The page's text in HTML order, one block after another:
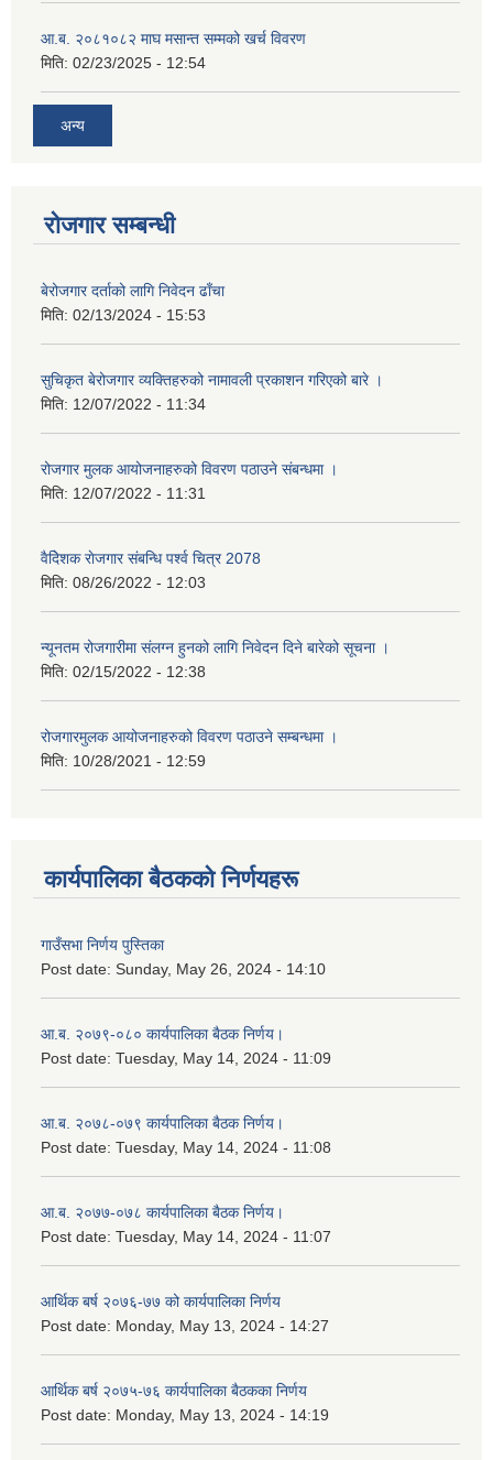
आ.ब. २०८१०८२ माघ मसान्त सम्मको खर्च विवरण
मिति: 02/23/2025 - 12:54
अन्य
रोजगार सम्बन्धी
बेरोजगार दर्ताको लागि निवेदन ढाँचा
मिति: 02/13/2024 - 15:53
सुचिकृत बेरोजगार व्यक्तिहरुको नामावली प्रकाशन गरिएको बारे ।
मिति: 12/07/2022 - 11:34
रोजगार मुलक आयोजनाहरुको विवरण पठाउने संबन्धमा ।
मिति: 12/07/2022 - 11:31
वैदेिशक राेजगार संबन्धि पर्श्व चित्र 2078
मिति: 08/26/2022 - 12:03
न्यूनतम रोजगारीमा संलग्न हुनको लागि निवेदन दिने बारेको सूचना ।
मिति: 02/15/2022 - 12:38
रोजगारमुलक आयोजनाहरुको विवरण पठाउने सम्बन्धमा ।
मिति: 10/28/2021 - 12:59
कार्यपालिका बैठकको निर्णयहरू
गाउँसभा निर्णय पुस्तिका
Post date: Sunday, May 26, 2024 - 14:10
आ.ब. २०७९-०८० कार्यपालिका बैठक निर्णय।
Post date: Tuesday, May 14, 2024 - 11:09
आ.ब. २०७८-०७९ कार्यपालिका बैठक निर्णय।
Post date: Tuesday, May 14, 2024 - 11:08
आ.ब. २०७७-०७८ कार्यपालिका बैठक निर्णय।
Post date: Tuesday, May 14, 2024 - 11:07
आर्थिक बर्ष २०७६-७७ को कार्यपालिका निर्णय
Post date: Monday, May 13, 2024 - 14:27
आर्थिक बर्ष २०७५-७६ कार्यपालिका बैठकका निर्णय
Post date: Monday, May 13, 2024 - 14:19